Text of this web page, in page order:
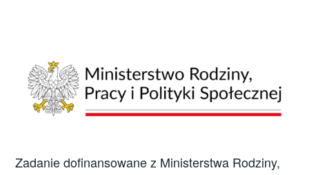
Zadanie dofinansowane z Ministerstwa Rodziny,